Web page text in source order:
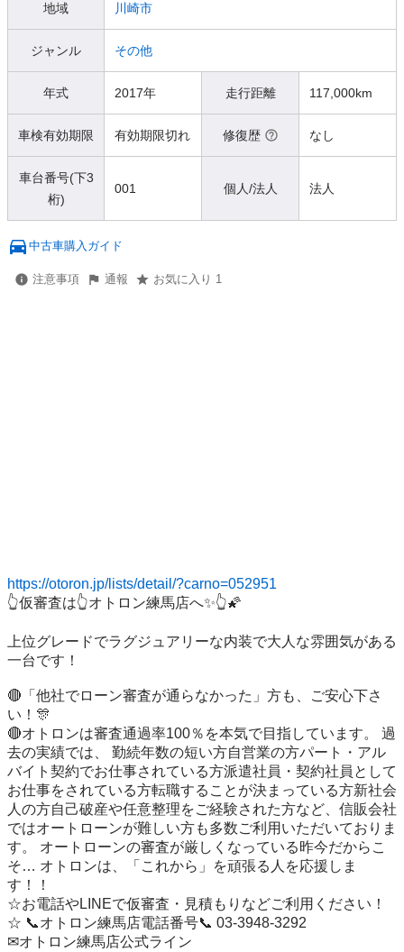
地域 川崎市
ジャンル その他
年式 2017年 走行距離 117,000km
車検有効期限 有効期限切れ 修復歴 なし
車台番号(下3
桁)
001 個人/法人 法人
中古車購入ガイド
注意事項 通報 お気に入り 1
https://otoron.jp/lists/detail/?carno=052951
👆仮審査は👆オトロン練馬店へ✨👆🌠
上位グレードでラグジュアリーな内装で大人な雰囲気がある
一台です！
🔴「他社でローン審査が通らなかった」方も、ご安心下さ
い！🎊
🔴オトロンは審査通過率100％を本気で目指しています。 過
去の実績では、 勤続年数の短い方自営業の方パート・アル
バイト契約でお仕事されている方派遣社員・契約社員として
お仕事をされている方転職することが決まっている方新社会
人の方自己破産や任意整理をご経験された方など、信販会社
ではオートローンが難しい方も多数ご利用いただいておりま
す。 オートローンの審査が厳しくなっている昨今だからこ
そ… オトロンは、「これから」を頑張る人を応援しま
す！！
☆お電話やLINEで仮審査・見積もりなどご利用ください！
☆ 📞オトロン練馬店電話番号📞 03-3948-3292
✉オトロン練馬店公式ライン